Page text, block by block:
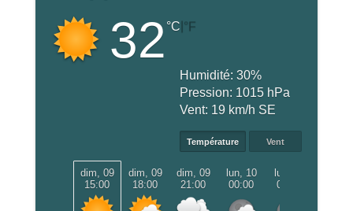
32 °C °F
Humidité:30%
Pression: 1015 hPa
Vent: 19 km/h SE
Température Vent
dim, 09
15:00
dim, 09
18:00
dim, 09
21:00
lun, 10
00:00
lun, 10
03:00